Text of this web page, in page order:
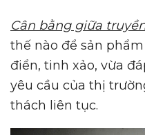
Cân bằng giữa
thế nào để sản
điển, tinh xảo, vừa
yêu cầu của thị
thách liên tục.